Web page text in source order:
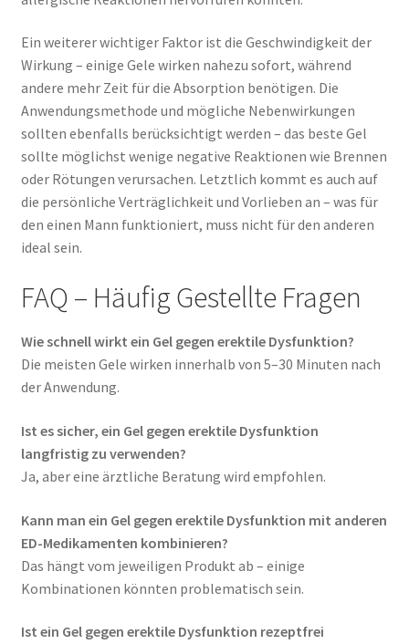
Ein weiterer wichtiger Faktor ist die Geschwindigkeit der
Wirkung – einige Gele wirken nahezu sofort, während
andere mehr Zeit für die Absorption benötigen. Die
Anwendungsmethode und mögliche Nebenwirkungen
sollten ebenfalls berücksichtigt werden – das beste Gel
sollte möglichst wenige negative Reaktionen wie Brennen
oder Rötungen verursachen. Letztlich kommt es auch auf
die persönliche Verträglichkeit und Vorlieben an – was für
den einen Mann funktioniert, muss nicht für den anderen
ideal sein.
FAQ – Häufig Gestellte Fragen
Wie schnell wirkt ein Gel gegen erektile Dysfunktion?
Die meisten Gele wirken innerhalb von 5–30 Minuten nach
der Anwendung.
Ist es sicher, ein Gel gegen erektile Dysfunktion
langfristig zu verwenden?
Ja, aber eine ärztliche Beratung wird empfohlen.
Kann man ein Gel gegen erektile Dysfunktion mit anderen
ED-Medikamenten kombinieren?
Das hängt vom jeweiligen Produkt ab – einige
Kombinationen könnten problematisch sein.
Ist ein Gel gegen erektile Dysfunktion rezeptfrei